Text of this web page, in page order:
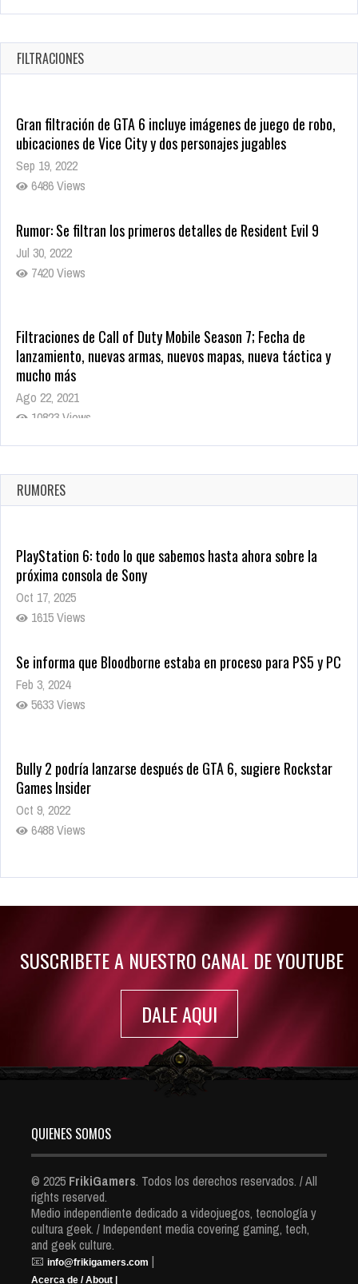
Warner Bros. lleva a las tiendas digitales su racha de
Oct 17, 2025
1437 Views
FILTRACIONES
Gran filtración de GTA 6 incluye imágenes de juego de robo,
ubicaciones de Vice City y dos personajes jugables
Sep 19, 2022
6486 Views
Rumor: Se filtran los primeros detalles de Resident Evil 9
Jul 30, 2022
7420 Views
Filtraciones de Call of Duty Mobile Season 7; Fecha de
lanzamiento, nuevas armas, nuevos mapas, nueva táctica y
mucho más
Ago 22, 2021
10823 Views
La configuración de Call of Duty 2021 aparentemente ya fue
Ago 8, 2021
10008 Views
RUMORES
PlayStation 6: todo lo que sabemos hasta ahora sobre la
próxima consola de Sony
Oct 17, 2025
1615 Views
Se informa que Bloodborne estaba en proceso para PS5 y PC
Feb 3, 2024
5633 Views
Bully 2 podría lanzarse después de GTA 6, sugiere Rockstar
Games Insider
Oct 9, 2022
6488 Views
Rumor: Se filtran los primeros detalles de Resident Evil 9
SUSCRIBETE A NUESTRO CANAL DE YOUTUBE
DALE AQUI
QUIENES SOMOS
© 2025 FrikiGamers. Todos los derechos reservados. / All
rights reserved.
Medio independiente dedicado a videojuegos, tecnología y
cultura geek. / Independent media covering gaming, tech,
and geek culture.
📧 info@frikigamers.com |
Acerca de / About |